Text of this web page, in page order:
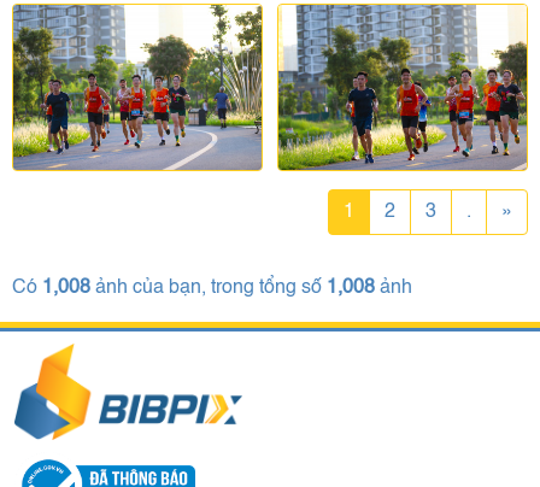
1 2 3 . »
Có 1,008 ảnh của bạn, trong tổng số 1,008 ảnh